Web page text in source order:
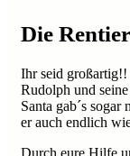
Die
Ihr seid
Rudolph und
Santa gab´s
er auch endlich